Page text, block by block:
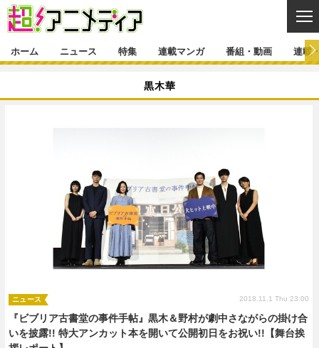
グッズ イベント
声優 コスプレ
インタビュー レポート
ラキりす
連載マンガ一覧 連載一覧
番組・動画一覧 ラジオ
動画
連載・ブログ
連載・ブログ一覧 コラム
編集部ブログ・お知らせ
ホーム ニュース 特集 連載マンガ 番組・動画 連載
黒木華
『ビブリア古書堂の事件手帖』黒木＆野村が劇中さながらの掛け合
いを披露!! 特大アンカット本を開いて公開初日をお祝い!!【舞台挨
ニュース 2018.11.1 Thu 23:00